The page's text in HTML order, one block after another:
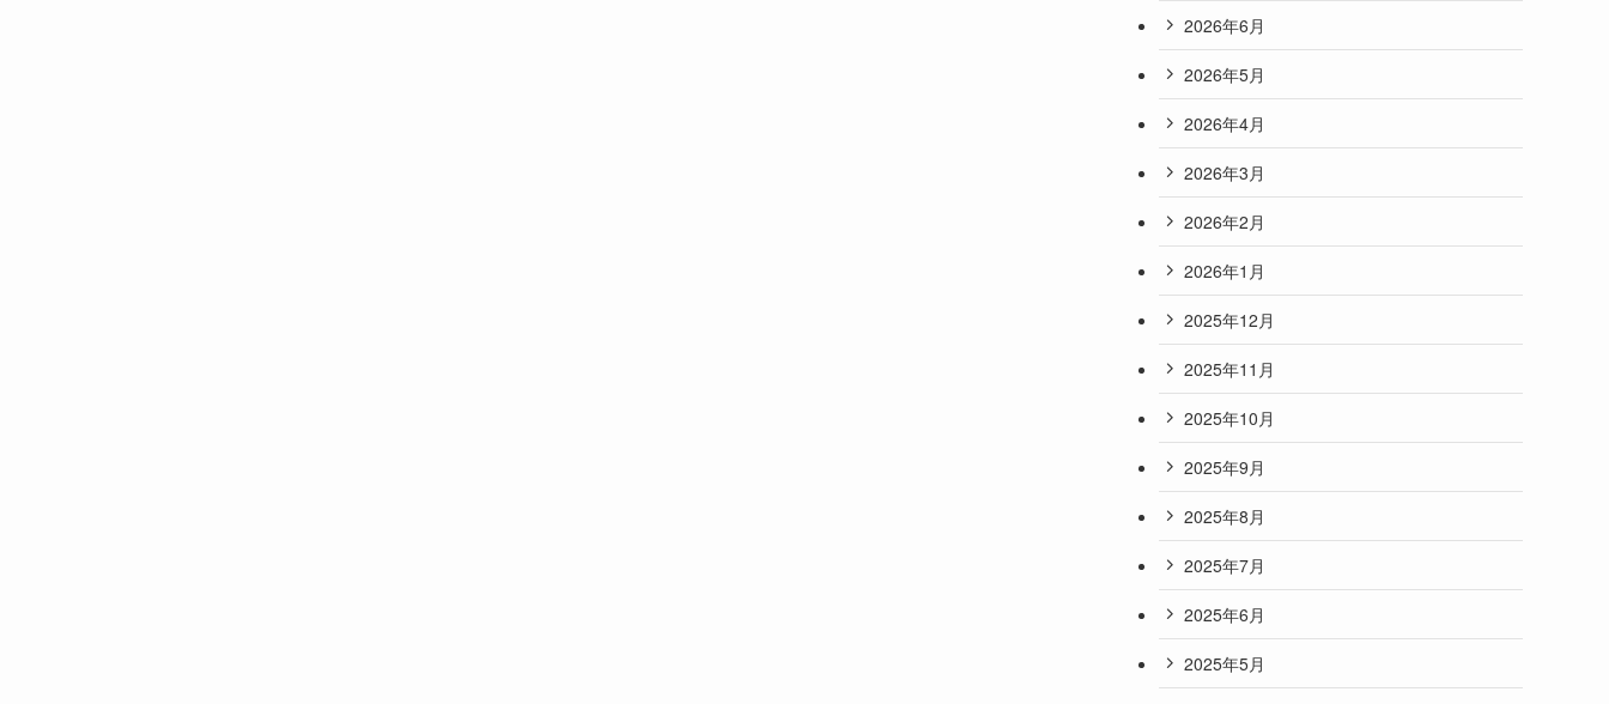
2026年6月
2026年5月
2026年4月
2026年3月
2026年2月
2026年1月
2025年12月
2025年11月
2025年10月
2025年9月
2025年8月
2025年7月
2025年6月
2025年5月